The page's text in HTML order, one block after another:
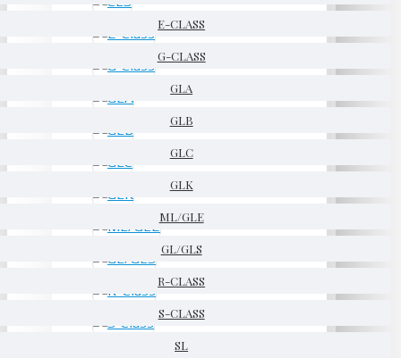
E-CLASS
G-CLASS
GLA
GLB
GLC
GLK
ML/GLE
GL/GLS
R-CLASS
S-CLASS
SL